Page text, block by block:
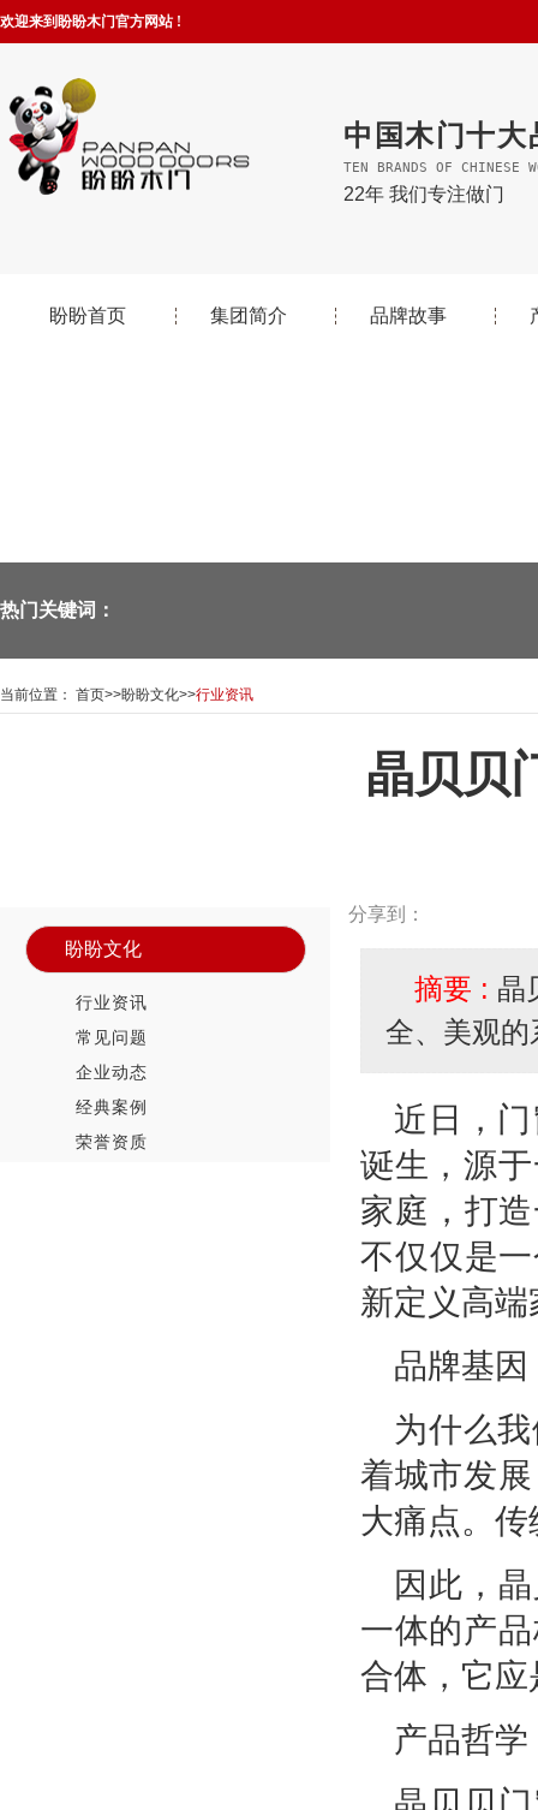
欢迎来到盼盼木门官方网站 !
中国木门十大
TEN BRANDS OF CHINESE
22年 我们专注做门
盼盼首页 集团简介 品牌故事
热门关键词：
当前位置： 首页>>盼盼文化>>行业资讯
盼盼文化
行业资讯
常见问题
企业动态
经典案例
荣誉资质
晶贝贝
分享到：
摘要 : 晶
全、美观
近日，
诞生，源
家庭，打
不仅仅是
新定义高
品牌基
为什么
着城市发
大痛点。
因此，
一体的产
合体，它
产品哲学